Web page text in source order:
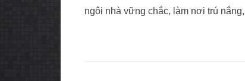
ngôi nhà vững chắc, làm nơi trú